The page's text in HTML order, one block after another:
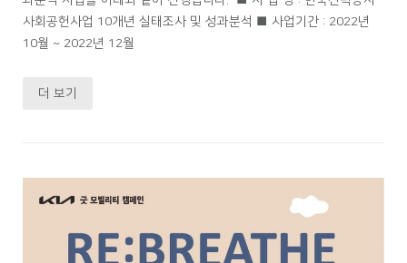
사회공헌사업 10개년 실태조사 및 성과분석 ■ 사업기간 : 2022년
10월 ~ 2022년 12월
더 보기